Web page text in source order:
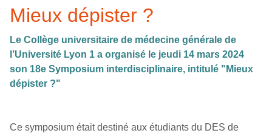
Mieux dépister ?
Le Collège universitaire de médecine générale de
l’Université Lyon 1 a organisé le jeudi 14 mars 2024
son 18e Symposium interdisciplinaire, intitulé "Mieux
dépister ?"
Ce symposium était destiné aux étudiants du DES de